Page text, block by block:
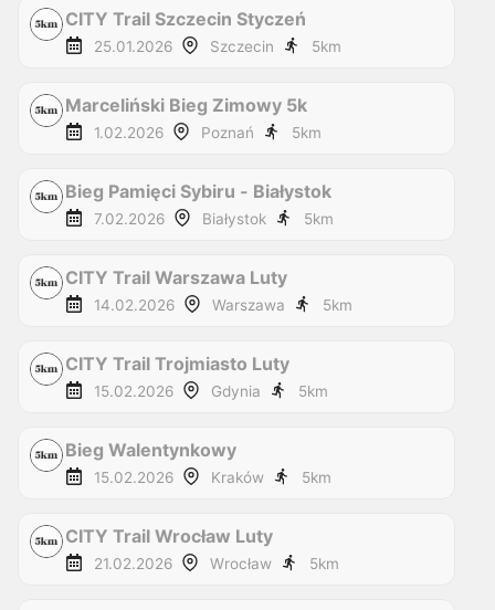
CITY Trail Szczecin Styczeń
25.01.2026 Szczecin 5km
Marceliński Bieg Zimowy 5k
1.02.2026 Poznań 5km
Bieg Pamięci Sybiru - Białystok
7.02.2026 Białystok 5km
CITY Trail Warszawa Luty
14.02.2026 Warszawa 5km
CITY Trail Trojmiasto Luty
15.02.2026 Gdynia 5km
Bieg Walentynkowy
15.02.2026 Kraków 5km
CITY Trail Wrocław Luty
21.02.2026 Wrocław 5km